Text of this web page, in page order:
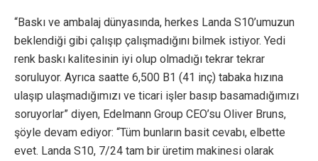
“Baskı ve ambalaj dünyasında, herkes Landa S10’umuzun
beklendiği gibi çalışıp çalışmadığını bilmek istiyor. Yedi
renk baskı kalitesinin iyi olup olmadığı tekrar tekrar
soruluyor. Ayrıca saatte 6,500 B1 (41 inç) tabaka hızına
ulaşıp ulaşmadığımızı ve ticari işler basıp basamadığımızı
soruyorlar” diyen, Edelmann Group CEO’su Oliver Bruns,
şöyle devam ediyor: “Tüm bunların basit cevabı, elbette
evet. Landa S10, 7/24 tam bir üretim makinesi olarak